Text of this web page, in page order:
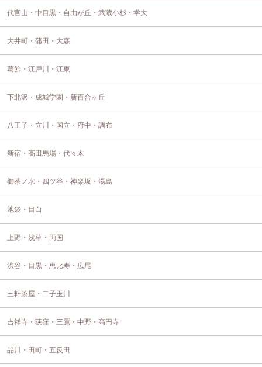
代官山・中目黒・自由が丘・武蔵小杉・学大
大井町・蒲田・大森
葛飾・江戸川・江東
下北沢・成城学園・新百合ヶ丘
八王子・立川・国立・府中・調布
新宿・高田馬場・代々木
御茶ノ水・四ツ谷・神楽坂・湯島
池袋・目白
上野・浅草・両国
渋谷・目黒・恵比寿・広尾
三軒茶屋・二子玉川
吉祥寺・荻窪・三鷹・中野・高円寺
品川・田町・五反田